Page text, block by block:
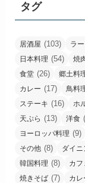
タグ
居酒屋 (103) ラ
日本料理 (54) 焼
食堂 (26) 郷土料
カレー (17) 鳥料
ステーキ (16) ホ
天ぷら (13) 洋食
ヨーロッパ料理 (9)
その他 (8) ダイニ
韓国料理 (8) カフ
焼きそば (7) カレ